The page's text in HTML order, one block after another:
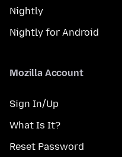
Nightly
Nightly for Android
Mozilla Account
Sign In/Up
What Is It?
Reset Password